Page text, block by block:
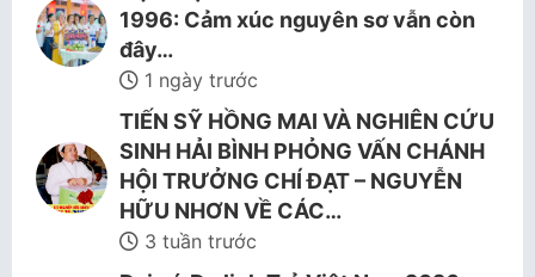
1996: Cảm xúc nguyên sơ vẫn còn
đây…
1 ngày trước
TIẾN SỸ HỒNG MAI VÀ NGHIÊN CỨU
SINH HẢI BÌNH PHỎNG VẤN CHÁNH
HỘI TRƯỞNG CHÍ ĐẠT – NGUYỄN
HỮU NHƠN VỀ CÁC…
3 tuần trước